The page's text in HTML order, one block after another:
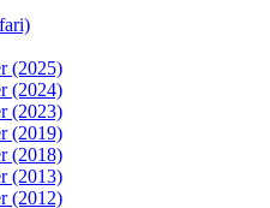
(2025)
(2024)
(2023)
(2019)
(2018)
(2013)
(2012)